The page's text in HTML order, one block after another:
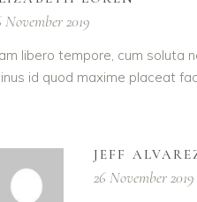
November 2019
libero tempore, cum soluta
id quod maxime placeat
JEFF
26 November 2019